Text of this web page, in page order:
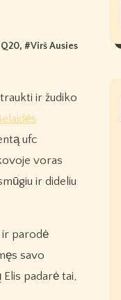
, #Virš Ausies
ufc
voras
ir dideliu
ir parodė
savo
padarė tai,